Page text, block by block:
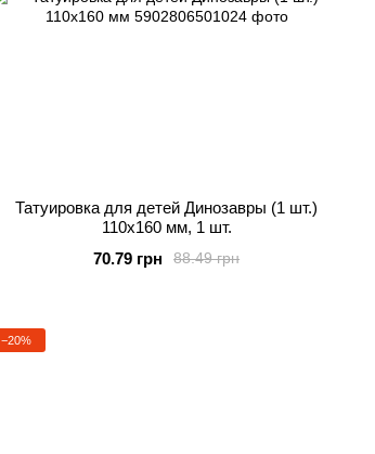
Татуировка для детей Динозавры (1 шт.)
110х160 мм, 1 шт.
88.49 грн
70.79 грн
−20%